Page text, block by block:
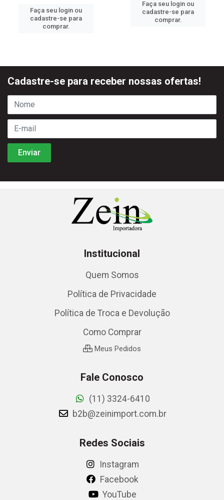
Faça seu login ou
cadastre-se para
comprar.
Faça seu login ou
cadastre-se para
comprar.
Cadastre-se para receber nossas ofertas!
Institucional
Quem Somos
Política de Privacidade
Política de Troca e Devolução
Como Comprar
Meus Pedidos
Fale Conosco
(11) 3324-6410
b2b@zeinimport.com.br
Redes Sociais
Instagram
Facebook
YouTube